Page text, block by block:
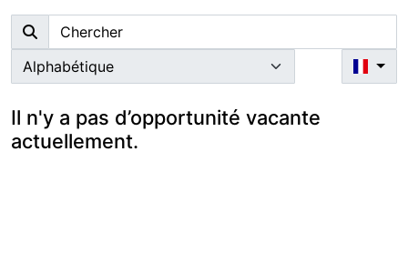
Il n'y a pas d’opportunité vacante
actuellement.